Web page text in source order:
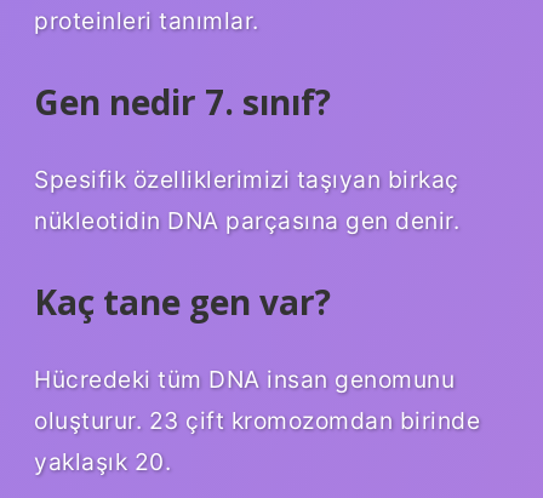
proteinleri tanımlar.
Gen nedir 7. sınıf?
Spesifik özelliklerimizi taşıyan birkaç
nükleotidin DNA parçasına gen denir.
Kaç tane gen var?
Hücredeki tüm DNA insan genomunu
oluşturur. 23 çift kromozomdan birinde
yaklaşık 20.